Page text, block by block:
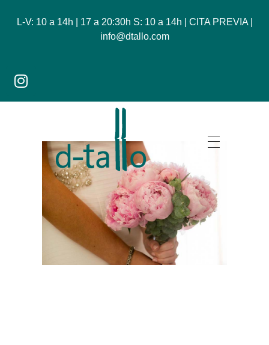
L-V: 10 a 14h | 17 a 20:30h S: 10 a 14h | CITA PREVIA |
info@dtallo.com
Dtallo - Tienda online de flores